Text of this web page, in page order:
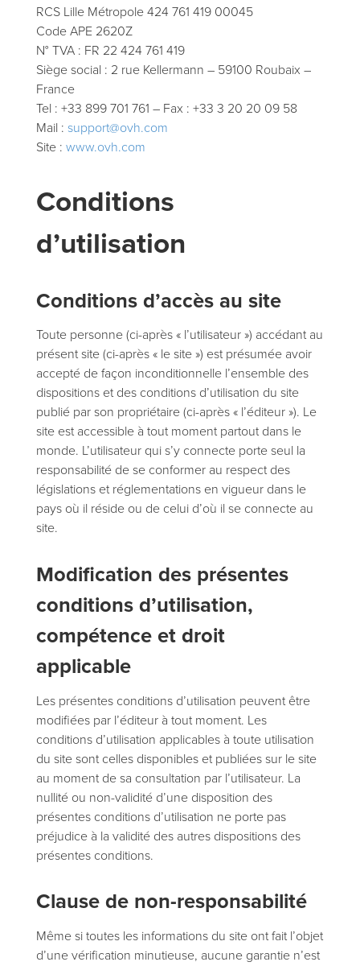
RCS Lille Métropole 424 761 419 00045
Code APE 2620Z
N° TVA : FR 22 424 761 419
Siège social : 2 rue Kellermann – 59100 Roubaix –
France
Tel : +33 899 701 761 – Fax : +33 3 20 20 09 58
Mail : support@ovh.com
Site : www.ovh.com
Conditions
d’utilisation
Conditions d’accès au site
Toute personne (ci-après « l’utilisateur ») accédant au
présent site (ci-après « le site ») est présumée avoir
accepté de façon inconditionnelle l’ensemble des
dispositions et des conditions d’utilisation du site
publié par son propriétaire (ci-après « l’éditeur »). Le
site est accessible à tout moment partout dans le
monde. L’utilisateur qui s’y connecte porte seul la
responsabilité de se conformer au respect des
législations et réglementations en vigueur dans le
pays où il réside ou de celui d’où il se connecte au
site.
Modification des présentes
conditions d’utilisation,
compétence et droit
applicable
Les présentes conditions d’utilisation peuvent être
modifiées par l’éditeur à tout moment. Les
conditions d’utilisation applicables à toute utilisation
du site sont celles disponibles et publiées sur le site
au moment de sa consultation par l’utilisateur. La
nullité ou non-validité d’une disposition des
présentes conditions d’utilisation ne porte pas
préjudice à la validité des autres dispositions des
présentes conditions.
Clause de non-responsabilité
Même si toutes les informations du site ont fait l’objet
d’une vérification minutieuse, aucune garantie n’est